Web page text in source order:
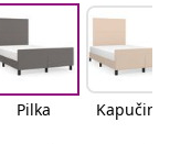
Pilka Kapučino